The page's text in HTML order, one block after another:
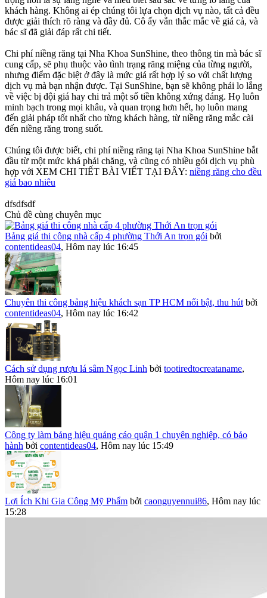
khách hàng. Không ai ép chúng tôi lựa chọn dịch vụ nào, tất cả đều
được giải thích rõ ràng và đầy đủ. Cô ấy vẫn thắc mắc về giá cả, và
bác sĩ đã giải đáp rất chi tiết.
Chi phí niềng răng tại Nha Khoa SunShine, theo thông tin mà bác sĩ
cung cấp, sẽ phụ thuộc vào tình trạng răng miệng của từng người,
nhưng điểm đặc biệt ở đây là mức giá rất hợp lý so với chất lượng
dịch vụ mà bạn nhận được. Tại SunShine, bạn sẽ không phải lo lắng
về việc bị đội giá hay chi trả một số tiền không xứng đáng. Họ luôn
minh bạch trong mọi khâu, và quan trọng hơn hết, họ luôn mang
đến giải pháp tốt nhất cho từng khách hàng, từ niềng răng mắc cài
đến niềng răng trong suốt.
Chúng tôi được biết, chi phí niềng răng tại Nha Khoa SunShine bắt
đầu từ một mức khá phải chăng, và cũng có nhiều gói dịch vụ phù
hợp với XEM CHI TIẾT BÀI VIẾT TẠI ĐÂY: niềng răng cho đều
giá bao nhiêu
dfsdfsdf
Chủ đề cùng chuyên mục
Bảng giá thi công nhà cấp 4 phường Thới An trọn gói bởi
contentideas04, Hôm nay lúc 16:45
Chuyên thi công bảng hiệu khách sạn TP HCM nổi bật, thu hút bởi
contentideas04, Hôm nay lúc 16:42
Cách sử dụng rượu lá sâm Ngọc Linh bởi tootiredtocreataname,
Hôm nay lúc 16:01
Công ty làm bảng hiệu quảng cáo quận 1 chuyên nghiệp, có bảo
hành bởi contentideas04, Hôm nay lúc 15:49
Lợi Ích Khi Gia Công Mỹ Phẩm bởi caonguyennui86, Hôm nay lúc
15:28